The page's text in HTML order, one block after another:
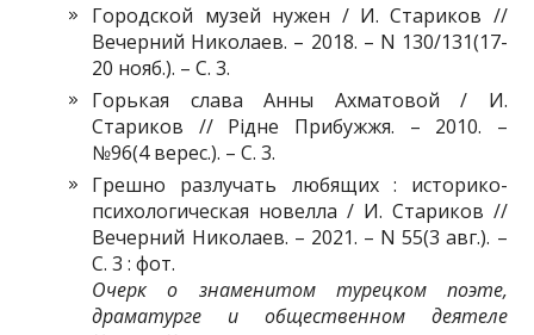
Городской музей нужен / И. Стариков //
Вечерний Николаев. – 2018. – N 130/131(17-
20 нояб.). – С. 3.
Горькая слава Анны Ахматовой / И.
Стариков // Рідне Прибужжя. – 2010. –
№96(4 верес.). – С. 3.
Грешно разлучать любящих : историко-
психологическая новелла / И. Стариков //
Вечерний Николаев. – 2021. – N 55(3 авг.). –
С. 3 : фот.
Очерк о знаменитом турецком поэте,
драматурге и общественном деятеле